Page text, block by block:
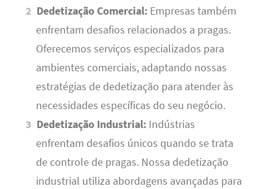
Dedetização Comercial: Empresas também
enfrentam desafios relacionados a pragas.
Oferecemos serviços especializados para
ambientes comerciais, adaptando nossas
estratégias de dedetização para atender às
necessidades específicas do seu negócio.
Dedetização Industrial: Indústrias
enfrentam desafios únicos quando se trata
de controle de pragas. Nossa dedetização
industrial utiliza abordagens avançadas para